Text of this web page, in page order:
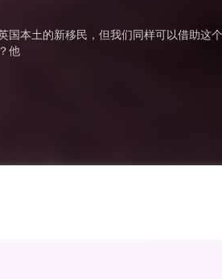
本土的新移民，但我们同样可以借助这
他